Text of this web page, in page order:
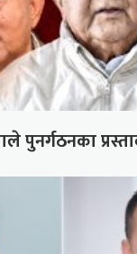
पुनर्गठनका